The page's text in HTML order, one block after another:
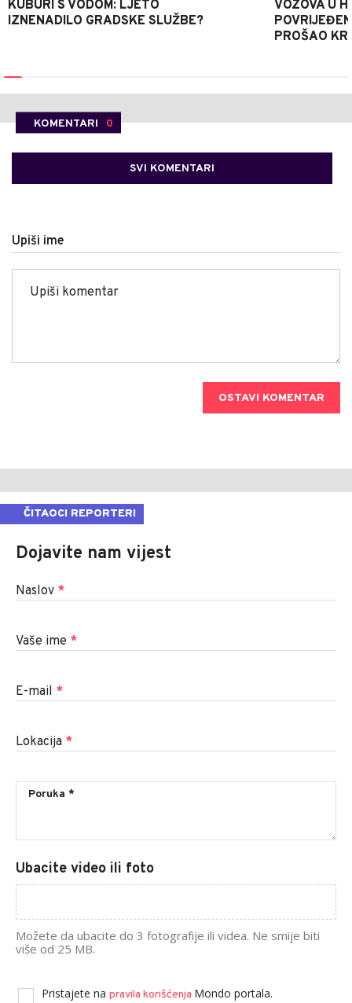
KUBURI S VODOM: LJETO
IZNENADILO GRADSKE SLUŽBE?
VOZOVA U
PROŠAO
KOMENTARI 0
SVI KOMENTARI
Upiši ime
OSTAVI KOMENTAR
ČITAOCI REPORTERI
Dojavite nam vijest
Naslov *
Vaše ime *
E-mail *
Lokacija *
Ubacite video ili foto
Možete da ubacite do 3 fotografije ili videa. Ne smije biti
više od 25 MB.
Pristajete na pravila korišćenja Mondo portala.